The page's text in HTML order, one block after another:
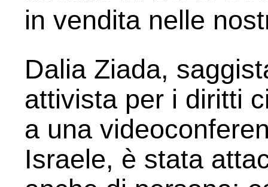
in vendita nelle
Dalia Ziada,
attivista per i diritti
a una
Israele, è stata